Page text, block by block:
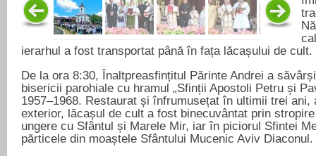
ierarhul a fost transportat până în fața lăcașului de cult.
De la ora 8:30, Înaltpreasfințitul Părinte Andrei a
bisericii parohiale cu hramul „Sfinții Apostoli Petru și
1957–1968. Restaurat și înfrumusețat în ultimii trei
exterior, lăcașul de cult a fost binecuvântat prin
ungere cu Sfântul și Marele Mir, iar în piciorul Sfintei
părticele din moaștele Sfântului Mucenic Aviv Diaconul.